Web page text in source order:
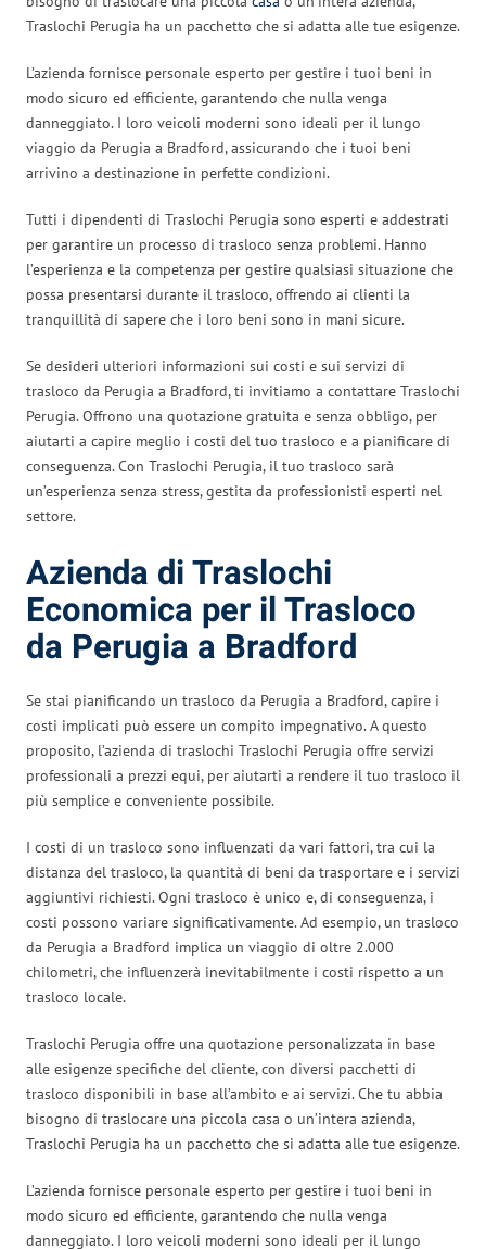
Traslochi Perugia ha un pacchetto che si adatta alle tue esigenze.
L’azienda fornisce personale esperto per gestire i tuoi beni in
modo sicuro ed efficiente, garantendo che nulla venga
danneggiato. I loro veicoli moderni sono ideali per il lungo
viaggio da Perugia a Bradford, assicurando che i tuoi beni
arrivino a destinazione in perfette condizioni.
Tutti i dipendenti di Traslochi Perugia sono esperti e addestrati
per garantire un processo di trasloco senza problemi. Hanno
l’esperienza e la competenza per gestire qualsiasi situazione che
possa presentarsi durante il trasloco, offrendo ai clienti la
tranquillità di sapere che i loro beni sono in mani sicure.
Se desideri ulteriori informazioni sui costi e sui servizi di
trasloco da Perugia a Bradford, ti invitiamo a contattare Traslochi
Perugia. Offrono una quotazione gratuita e senza obbligo, per
aiutarti a capire meglio i costi del tuo trasloco e a pianificare di
conseguenza. Con Traslochi Perugia, il tuo trasloco sarà
un’esperienza senza stress, gestita da professionisti esperti nel
settore.
Azienda di Traslochi
Economica per il Trasloco
da Perugia a Bradford
Se stai pianificando un trasloco da Perugia a Bradford, capire i
costi implicati può essere un compito impegnativo. A questo
proposito, l’azienda di traslochi Traslochi Perugia offre servizi
professionali a prezzi equi, per aiutarti a rendere il tuo trasloco il
più semplice e conveniente possibile.
I costi di un trasloco sono influenzati da vari fattori, tra cui la
distanza del trasloco, la quantità di beni da trasportare e i servizi
aggiuntivi richiesti. Ogni trasloco è unico e, di conseguenza, i
costi possono variare significativamente. Ad esempio, un trasloco
da Perugia a Bradford implica un viaggio di oltre 2.000
chilometri, che influenzerà inevitabilmente i costi rispetto a un
trasloco locale.
Traslochi Perugia offre una quotazione personalizzata in base
alle esigenze specifiche del cliente, con diversi pacchetti di
trasloco disponibili in base all’ambito e ai servizi. Che tu abbia
bisogno di traslocare una piccola casa o un’intera azienda,
Traslochi Perugia ha un pacchetto che si adatta alle tue esigenze.
L’azienda fornisce personale esperto per gestire i tuoi beni in
modo sicuro ed efficiente, garantendo che nulla venga
danneggiato. I loro veicoli moderni sono ideali per il lungo